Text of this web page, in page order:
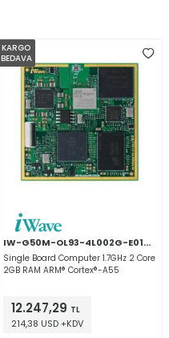
KARGO
BEDAVA
IW-G50M-OL93-4L002G-E016G-BIA
Single Board Computer 1.7GHz 2 Core
2GB RAM ARM® Cortex®-A55
12.247,29 TL
214,38 USD +KDV